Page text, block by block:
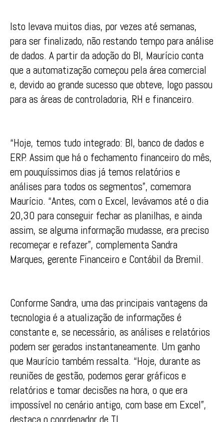
Isto levava muitos dias, por vezes até semanas,
para ser finalizado, não restando tempo para análise
de dados. A partir da adoção do BI, Maurício conta
que a automatização começou pela área comercial
e, devido ao grande sucesso que obteve, logo passou
para as áreas de controladoria, RH e financeiro.
“Hoje, temos tudo integrado: BI, banco de dados e
ERP. Assim que há o fechamento financeiro do mês,
em pouquíssimos dias já temos relatórios e
análises para todos os segmentos”, comemora
Maurício. “Antes, com o Excel, levávamos até o dia
20,30 para conseguir fechar as planilhas, e ainda
assim, se alguma informação mudasse, era preciso
recomeçar e refazer”, complementa Sandra
Marques, gerente Financeiro e Contábil da Bremil.
Conforme Sandra, uma das principais vantagens da
tecnologia é a atualização de informações é
constante e, se necessário, as análises e relatórios
podem ser gerados instantaneamente. Um ganho
que Maurício também ressalta. “Hoje, durante as
reuniões de gestão, podemos gerar gráficos e
relatórios e tomar decisões na hora, o que era
impossível no cenário antigo, com base em Excel”,
destaca o coordenador de TI.